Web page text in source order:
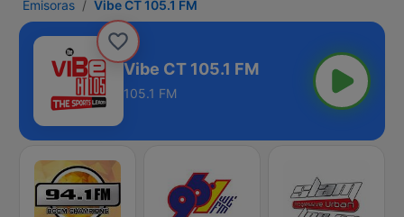
Emisoras Vibe CT 105.1 FM
Vibe CT 105.1 FM
105.1 FM